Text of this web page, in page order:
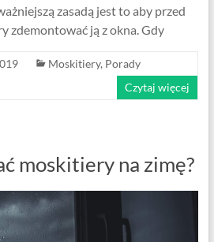
zasadą jest to aby przed
zdemontować ją z okna. Gdy
Moskitiery, Porady
Czytaj więcej
moskitiery na zimę?